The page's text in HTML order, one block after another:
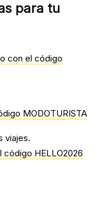
para tu
con el código
MODOTURISTA
viajes.
código HELLO2026